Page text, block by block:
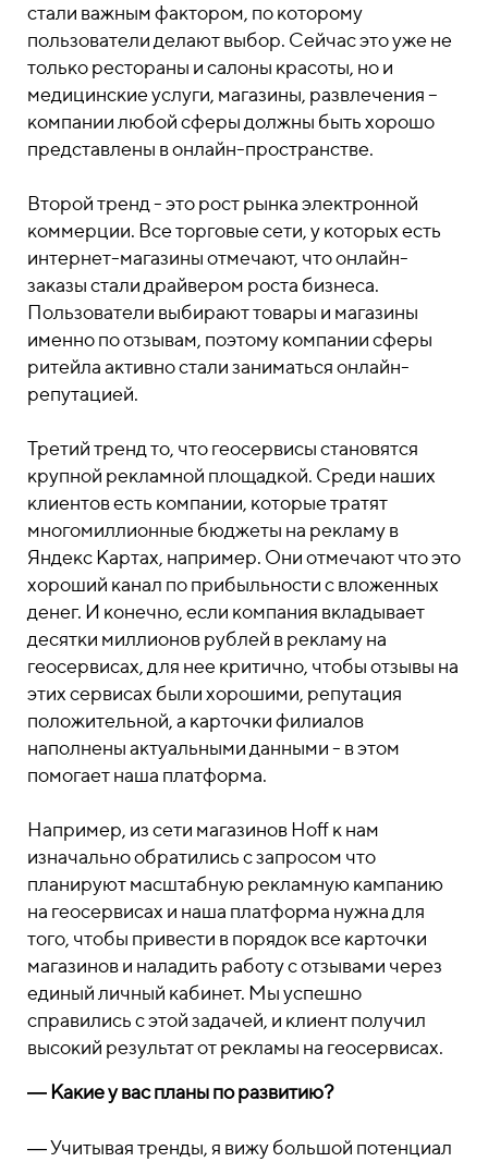
стали важным фактором, по которому
пользователи делают выбор. Сейчас это уже не
только рестораны и салоны красоты, но и
медицинские услуги, магазины, развлечения –
компании любой сферы должны быть хорошо
представлены в онлайн-пространстве.
Второй тренд - это рост рынка электронной
коммерции. Все торговые сети, у которых есть
интернет-магазины отмечают, что онлайн-
заказы стали драйвером роста бизнеса.
Пользователи выбирают товары и магазины
именно по отзывам, поэтому компании сферы
ритейла активно стали заниматься онлайн-
репутацией.
Третий тренд то, что геосервисы становятся
крупной рекламной площадкой. Среди наших
клиентов есть компании, которые тратят
многомиллионные бюджеты на рекламу в
Яндекс Картах, например. Они отмечают что это
хороший канал по прибыльности с вложенных
денег. И конечно, если компания вкладывает
десятки миллионов рублей в рекламу на
геосервисах, для нее критично, чтобы отзывы на
этих сервисах были хорошими, репутация
положительной, а карточки филиалов
наполнены актуальными данными - в этом
помогает наша платформа.
Например, из сети магазинов Hoff к нам
изначально обратились с запросом что
планируют масштабную рекламную кампанию
на геосервисах и наша платформа нужна для
того, чтобы привести в порядок все карточки
магазинов и наладить работу с отзывами через
единый личный кабинет. Мы успешно
справились с этой задачей, и клиент получил
высокий результат от рекламы на геосервисах.
― Какие у вас планы по развитию?
―Учитывая тренды, я вижу большой потенциал